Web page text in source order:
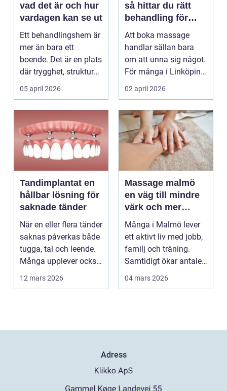
vad det är och hur
vardagen kan se ut
Ett behandlingshem är
mer än bara ett
boende. Det är en plats
där trygghet, struktur
och professione...
05 april 2026
så hittar du rätt
behandling för
kropp och hälsa
Att boka massage
handlar sällan bara
om att unna sig något.
För många i Linköping
har regelbunden ma...
02 april 2026
Tandimplantat en
hållbar lösning för
saknade tänder
När en eller flera tänder
saknas påverkas både
tugga, tal och leende.
Många upplever också
en osäker...
12 mars 2026
Massage malmö
en väg till mindre
värk och mer
vardagslugn
Många i Malmö lever
ett aktivt liv med jobb,
familj och träning.
Samtidigt ökar antalet
som söker hj...
04 mars 2026
Adress